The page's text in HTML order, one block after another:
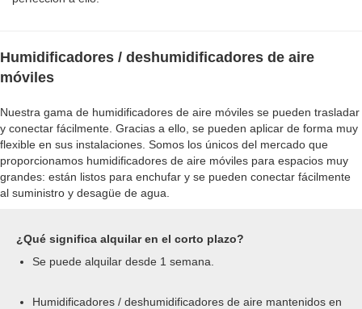
Humidificadores / deshumidificadores de aire
móviles
Nuestra gama de humidificadores de aire móviles se pueden trasladar
y conectar fácilmente. Gracias a ello, se pueden aplicar de forma muy
flexible en sus instalaciones. Somos los únicos del mercado que
proporcionamos humidificadores de aire móviles para espacios muy
grandes: están listos para enchufar y se pueden conectar fácilmente
al suministro y desagüe de agua.
¿Qué significa alquilar en el corto plazo?
Se puede alquilar desde 1 semana.
Humidificadores / deshumidificadores de aire mantenidos en